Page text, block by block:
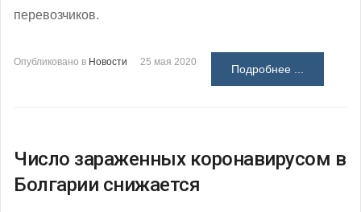
перевозчиков.
Опубликовано в Новости 25 мая 2020
Подробнее ...
Число зараженных коронавирусом в
Болгарии снижается